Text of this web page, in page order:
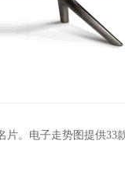
。电子走势图提供33